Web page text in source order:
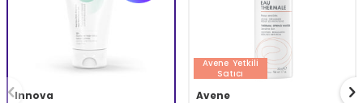
Innova
Avene Yetkili
Satıcı
Avene